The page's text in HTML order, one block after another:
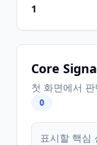
1
Core
첫 화면에서
0
표시할 핵심